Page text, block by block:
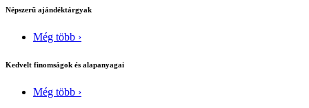
Népszerű ajándéktárgyak
Még több ›
Kedvelt finomságok és alapanyagai
Még több ›